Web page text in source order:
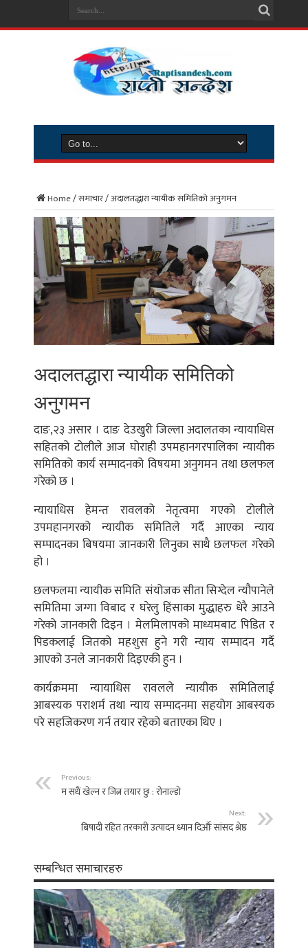
Home/समाचार/अदालतद्धारा न्यायीक समितिको अनुगमन
अदालतद्धारा न्यायीक समितिको
अनुगमन
दाङ,२३ असार । दाङ देउखुरी जिल्ला अदालतका न्यायाधिस
सहितको टोलीले आज घोराही उपमहानगरपालिका न्यायीक
समितिको कार्य सम्पादनको विषयमा अनुगमन तथा छलफल
गरेको छ ।
न्यायाधिस हेमन्त रावलको नेतृत्वमा गएको टोलीले
उपमहानगरको न्यायीक समितिले गर्दै आएका न्याय
सम्पादनका बिषयमा जानकारी लिनुका साथै छलफल गरेको
हो ।
छलफलमा न्यायीक समिति संयोजक सीता सिग्देल न्यौपानेले
समितिमा जग्गा विबाद र घरेलु हिंसाका मुद्धाहरु धेरै आउने
गरेको जानकारी दिइन । मेलमिलापको माध्यमबाट पिडित र
पिडकलाई जितको महशुस हुने गरी न्याय सम्पादन गर्दै
आएको उनले जानकारी दिइएकी हुन ।
कार्यक्रममा न्यायाधिस रावलले न्यायीक समितिलाई
आबस्यक पराशर्म तथा न्याय सम्पादनमा सहयोग आबस्यक
परे सहजिकरण गर्न तयार रहेको बताएका थिए ।
Previous:
म सधैं खेल्न र जित्न तयार छु : रोनाल्डो
Next:
बिषादी रहित तरकारी उत्पादन ध्यान दिऔँः सांसद श्रेष्ठ
सम्बन्धित समाचारहरु